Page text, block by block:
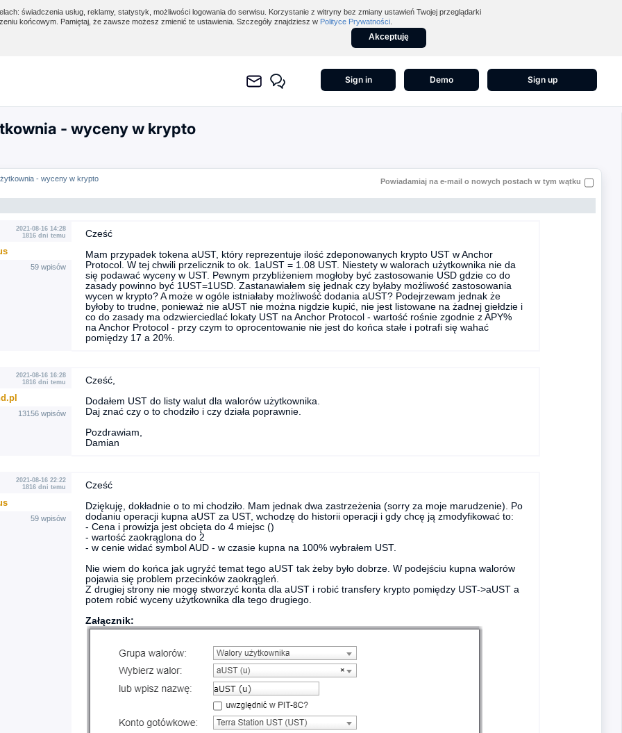
świadczenia usług, reklamy, statystyk, możliwości logowania do serwisu. Korzystanie z witryny bez zmiany ustawień Twojej przeglądarki
końcowym. Pamiętaj, że zawsze możesz zmienić te ustawienia. Szczegóły znajdziesz w Polityce Prywatności
Akceptuję
Sign in Demo Sign up
- wyceny w krypto
- wyceny w krypto Powiadamiaj na e-mail o nowych postach w tym wątku
2021-08-16 14:28
1816 dni temu
59 wpisów
Cześć
Mam przypadek tokena aUST, który reprezentuje ilość zdeponowanych krypto UST w Anchor
Protocol. W tej chwili przelicznik to ok. 1aUST = 1.08 UST. Niestety w walorach użytkownika nie da
się podawać wyceny w UST. Pewnym przybliżeniem mogłoby być zastosowanie USD gdzie co do
zasady powinno być 1UST=1USD. Zastanawiałem się jednak czy byłaby możliwość zastosowania
wycen w krypto? A może w ogóle istniałaby możliwość dodania aUST? Podejrzewam jednak że
byłoby to trudne, ponieważ nie aUST nie można nigdzie kupić, nie jest listowane na żadnej giełdzie i
co do zasady ma odzwierciedlać lokaty UST na Anchor Protocol - wartość rośnie zgodnie z APY%
na Anchor Protocol - przy czym to oprocentowanie nie jest do końca stałe i potrafi się wahać
pomiędzy 17 a 20%.
2021-08-16 16:28
1816 dni temu
13156 wpisów
Cześć,
Dodałem UST do listy walut dla walorów użytkownika.
Daj znać czy o to chodziło i czy działa poprawnie.
Pozdrawiam,
Damian
2021-08-16 22:22
1816 dni temu
59 wpisów
Cześć
Dziękuję, dokładnie o to mi chodziło. Mam jednak dwa zastrzeżenia (sorry za moje marudzenie). Po
dodaniu operacji kupna aUST za UST, wchodzę do historii operacji i gdy chcę ją zmodyfikować to:
- Cena i prowizja jest obcięta do 4 miejsc ()
- wartość zaokrąglona do 2
- w cenie widać symbol AUD - w czasie kupna na 100% wybrałem UST.
Nie wiem do końca jak ugryźć temat tego aUST tak żeby było dobrze. W podejściu kupna walorów
pojawia się problem przecinków zaokrągleń.
Z drugiej strony nie mogę stworzyć konta dla aUST i robić transfery krypto pomiędzy UST->aUST a
potem robić wyceny użytkownika dla tego drugiego.
Załącznik: